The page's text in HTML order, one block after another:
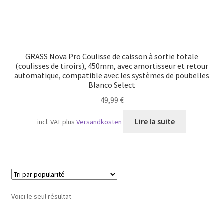
GRASS Nova Pro Coulisse de caisson à sortie totale
(coulisses de tiroirs), 450mm, avec amortisseur et retour
automatique, compatible avec les systèmes de poubelles
Blanco Select
49,99 €
incl. VATplusVersandkosten Lire la suite
Voici le seul résultat